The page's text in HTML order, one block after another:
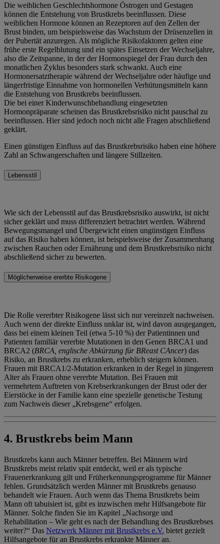
Die weiblichen Geschlechtshormone Östrogen und Gestagen
können die Entstehung von Brustkrebs beeinflussen. Diese
weiblichen Hormone können an Rezeptoren auf den Zellen der
Brust binden, um beispielsweise das Wachstum der Drüsenzellen in
der Pubertät anzuregen. Als mögliche Risikofaktoren gelten eine
frühe erste Regelblutung und ein spätes Einsetzen der Wechseljahre,
also die Zeitspanne, in der der Hormonspiegel der Frau durch den
monatlichen Zyklus besonders stark schwankt. Auch eine
Hormonersatztherapie während der Wechseljahre oder häufige und
längerfristige Einnahme von hormonellen Verhütungsmitteln kann
die Entstehung von Brustkrebs beeinflussen.
Die bei einer Kinderwunschbehandlung eingesetzten
Hormonpräparate scheinen das Brustkrebsrisiko nicht pauschal zu
beeinflussen. Hier sind jedoch noch nicht alle Fragen abschließend
geklärt.
Einen günstigen Einfluss auf das Brustkrebsrisiko haben eine höhere
Zahl an Schwangerschaften und längere Stillzeiten.
Lebensstil
Wie sich der Lebensstil auf das Brustkrebsrisiko auswirkt, ist nicht
sicher geklärt und muss differenziert betrachtet werden. Während
Bewegungsmangel und Übergewicht einen ungünstigen Einfluss
auf das Risiko haben können, ist beispielsweise der Zusammenhang
zwischen Rauchen oder Ernährung und dem Brustkrebsrisiko nicht
abschließend sicher zu bewerten.
Möglicherweise ererbte Risikogene
Die Rolle vererbter Risikogene lässt sich nur vereinzelt nachweisen.
Auch wenn der direkte Einfluss unklar ist, wird davon ausgegangen,
dass bei einem kleinen Teil (etwa 5-10 %) der Patientinnen und
Patienten familiär vererbte Mutationen in den Genen BRCA1 und
BRCA2 (BRCA, englische Abkürzung für BReast CAncer) das
Risiko, an Brustkrebs zu erkranken, erheblich steigern können.
Frauen mit BRCA1/2-Mutation erkranken in der Regel in jüngerem
Alter als Frauen ohne vererbte Mutation. Bei Frauen mit
vermehrtem Auftreten von Krebserkrankungen der Brust oder der
Eierstöcke in der Familie kann eine spezielle genetische Testung
zum Nachweis dieser „Krebsgene“ erfolgen.
4. Brustkrebs beim Mann
Brustkrebs kann auch Männer betreffen. Bei Männern wird
Brustkrebs meist relativ spät entdeckt, weil er als typische
Frauenerkrankung gilt und Früherkennungsprogramme für Männer
fehlen. Grundsätzlich werden Männer mit Brustkrebs genauso
behandelt wie Frauen. Auch wenn das Thema Brustkrebs beim
Mann oft tabuisiert ist, gibt es inzwischen mehr Hilfsangebote für
Männer. Solche finden Sie im Kapitel „Nachsorge und
Rehabilitation – Wie geht es nach der Behandlung des Brustkrebses
weiter?“ Das Netzwerk Männer mit Brustkrebs e.V. bietet gezielt
Hilfsangebote für an Brustkrebs erkrankte Männer an.